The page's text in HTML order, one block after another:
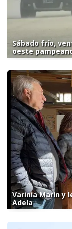
Sábado frío,
oeste
Varinia Marín y
Adela